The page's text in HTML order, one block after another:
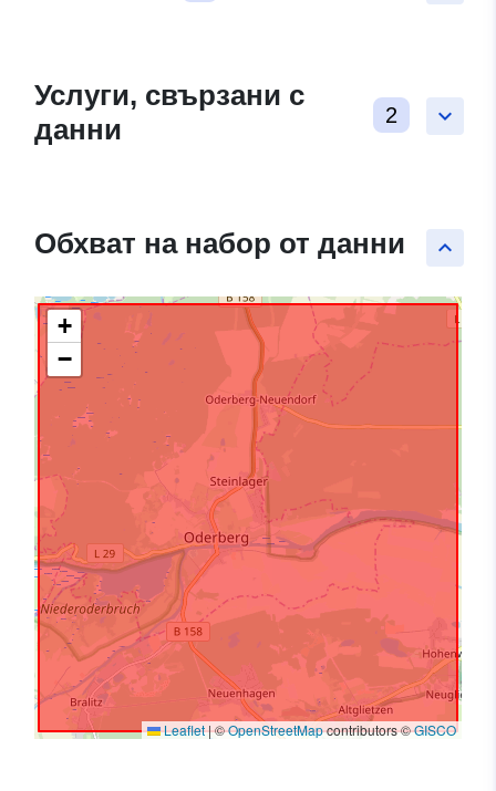
keyboard_arrow_down
Услуги, свързани с
данни
2
keyboard_arrow_up
Обхват на набор от данни
+
−
Leaflet|©OpenStreetMapcontributors ©GISCO